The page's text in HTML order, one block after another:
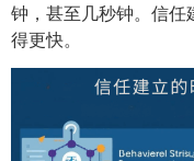
钟，甚至几秒钟。信任
得更快。